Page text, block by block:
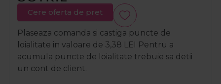
Cere oferta de pret
Plaseaza comanda si castiga puncte de
loialitate in valoare de 3,38 LEI
Pentru a
acumula puncte de loialitate trebuie sa detii
un cont de client.